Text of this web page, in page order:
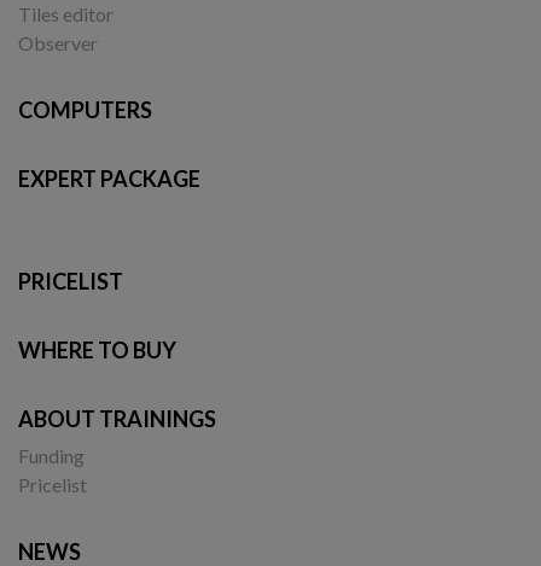
Tiles editor
Observer
COMPUTERS
EXPERT PACKAGE
PRICELIST
WHERE TO BUY
ABOUT TRAININGS
Funding
Pricelist
NEWS